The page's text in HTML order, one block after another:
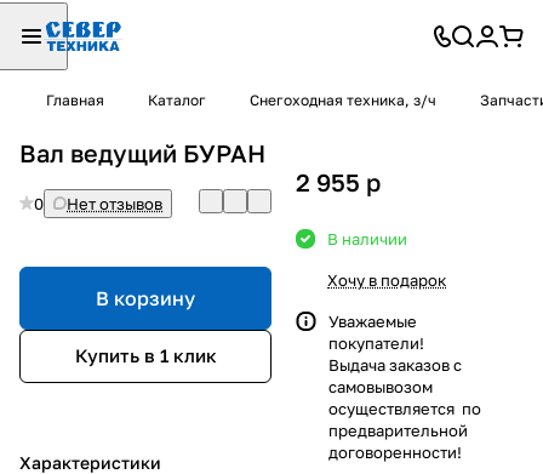
Главная Каталог Снегоходная техника, з/ч
Вал ведущий БУРАН
0 Нет отзывов
В корзину
Купить в 1 клик
Характеристики
2 955 p
В наличии
Хочу в подарок
Уважаемые
покупатели!
Выдача заказов с
самовывозом
осуществляется по
предварительной
договоренности!